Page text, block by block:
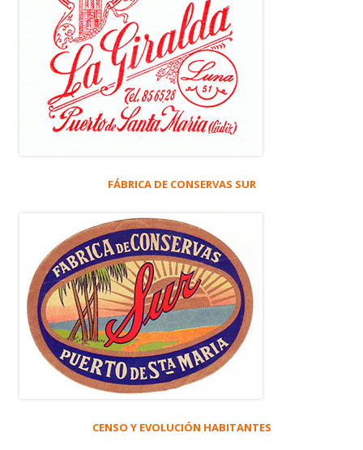
FÁBRICA DE CONSERVAS SUR
CENSO Y EVOLUCIÓN HABITANTES